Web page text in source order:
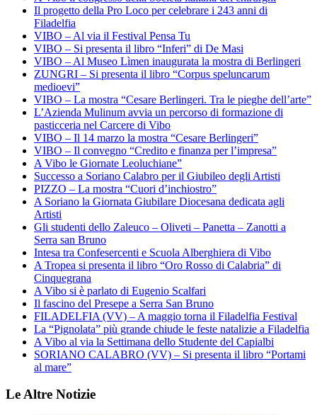
Il progetto della Pro Loco per celebrare i 243 anni di
Filadelfia
VIBO – Al via il Festival Pensa Tu
VIBO – Si presenta il libro “Inferi” di De Masi
VIBO – Al Museo Lìmen inaugurata la mostra di Berlingeri
ZUNGRI – Si presenta il libro “Corpus speluncarum
medioevi”
VIBO – La mostra “Cesare Berlingeri. Tra le pieghe dell’arte”
L’Azienda Mulinum avvia un percorso di formazione di
pasticceria nel Carcere di Vibo
VIBO – Il 14 marzo la mostra “Cesare Berlingeri”
VIBO – Il convegno “Credito e finanza per l’impresa”
A Vibo le Giornate Leoluchiane”
Successo a Soriano Calabro per il Giubileo degli Artisti
PIZZO – La mostra “Cuori d’inchiostro”
A Soriano la Giornata Giubilare Diocesana dedicata agli
Artisti
Gli studenti dello Zaleuco – Oliveti – Panetta – Zanotti a
Serra san Bruno
Intesa tra Confesercenti e Scuola Alberghiera di Vibo
A Tropea si presenta il libro “Oro Rosso di Calabria” di
Cinquegrana
A Vibo si è parlato di Eugenio Scalfari
Il fascino del Presepe a Serra San Bruno
FILADELFIA (VV) – A maggio torna il Filadelfia Festival
La “Pignolata” più grande chiude le feste natalizie a Filadelfia
A Vibo al via la Settimana dello Studente del Capialbi
SORIANO CALABRO (VV) – Si presenta il libro “Portami
al mare”
Le Altre Notizie